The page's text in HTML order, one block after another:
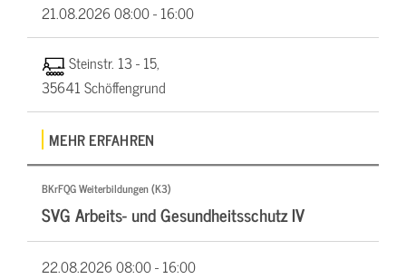
21.08.202608:00 - 16:00
Steinstr. 13 - 15,
35641 Schöffengrund
MEHR ERFAHREN
BKrFQG Weiterbildungen (K3)
SVG Arbeits- und Gesundheitsschutz IV
22.08.202608:00 - 16:00